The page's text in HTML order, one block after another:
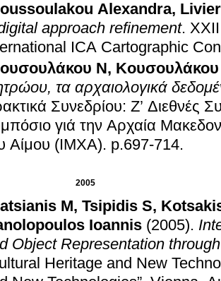
Alexandra,
approach refinement.
ICA Cartographic
Ν,
τα αρχαιολογικά
Συνεδρίου: Ζ’ Διεθνές
γιά την Αρχαία
Αίμου (ΙΜΧΑ). p.697-714.
2005
M, Tsipidis S,
Ioannis (2005).
Object Representation
Heritage and New